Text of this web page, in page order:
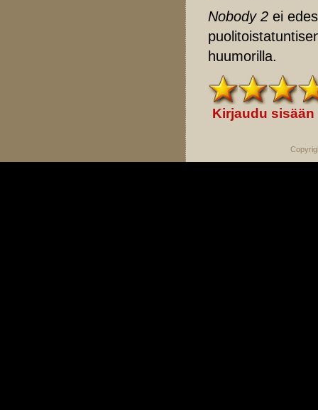
Nobody 2 ei
huumorilla.
Kirjaudu sisään